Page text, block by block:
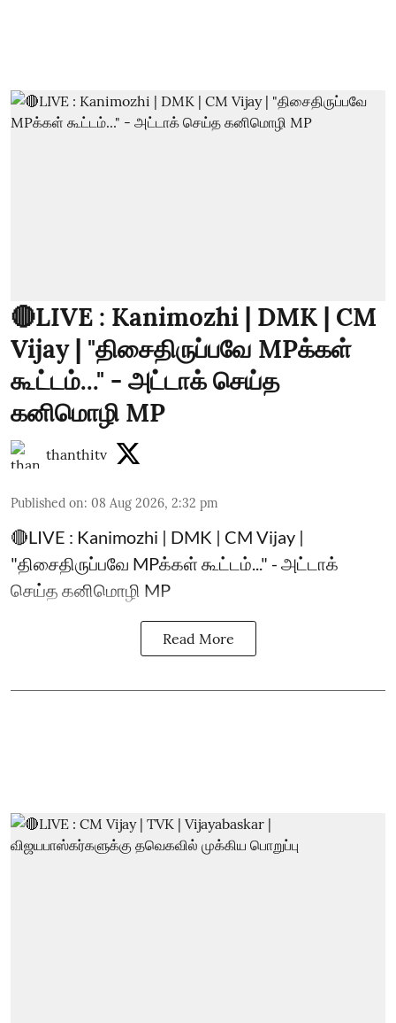
🔴LIVE : Kanimozhi | DMK | CM
Vijay | "திசைதிருப்பவே MPக்கள்
கூட்டம்..." - அட்டாக் செய்த
கனிமொழி MP
thanthitv
Published on: 08 Aug 2026, 2:32 pm
🔴LIVE : Kanimozhi | DMK | CM Vijay |
"திசைதிருப்பவே MPக்கள் கூட்டம்..." - அட்டாக்
செய்த கனிமொழி MP
Read More